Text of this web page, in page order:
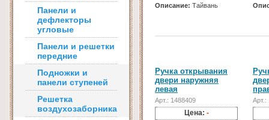
Панели и
дефлекторы
угловые
Панели и решетки
передние
Подножки и
панели ступеней
Решетка
воздухозаборника
Описание: Тайвань
Ручка открывания
двери наружняя
левая
Арт.: 1488409
Цена: -
Арт.: